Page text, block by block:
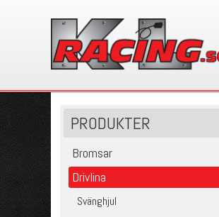
PRODUKTER
Bromsar
Drivlina
Svänghjul